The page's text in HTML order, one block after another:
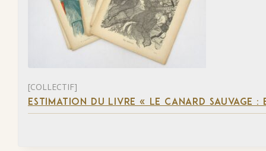
[COLLECTIF]
ESTIMATION DU LIVRE « LE CANARD SAUVAGE :